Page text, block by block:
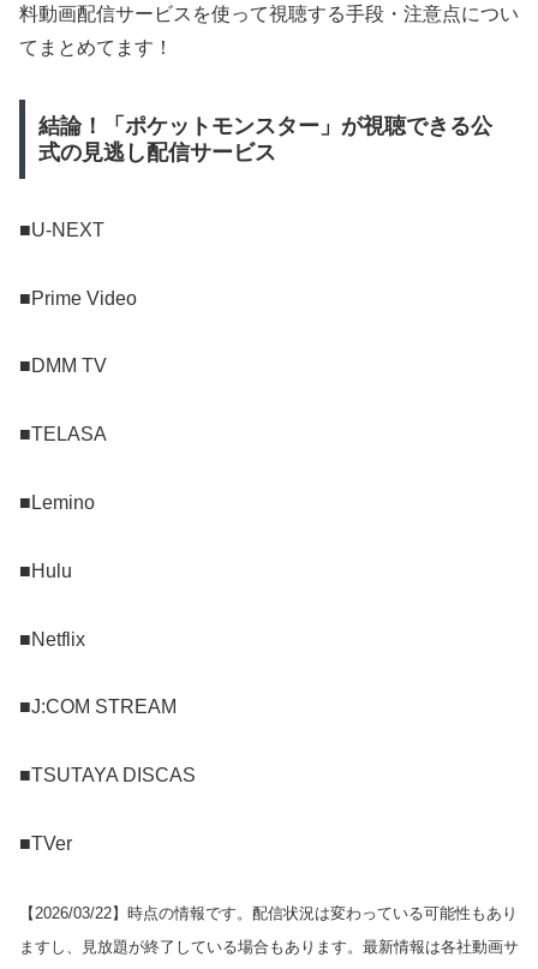
料動画配信サービスを使って視聴する手段・注意点につい
てまとめてます！
結論！「ポケットモンスター」が視聴できる公
式の見逃し配信サービス
■U-NEXT
■Prime Video
■DMM TV
■TELASA
■Lemino
■Hulu
■Netflix
■J:COM STREAM
■TSUTAYA DISCAS
■TVer
【 2026/03/22】時点の情報です。配信状況は変わっている可能性もあり
ますし、見放題が終了している場合もあります。最新情報は各社動画サ